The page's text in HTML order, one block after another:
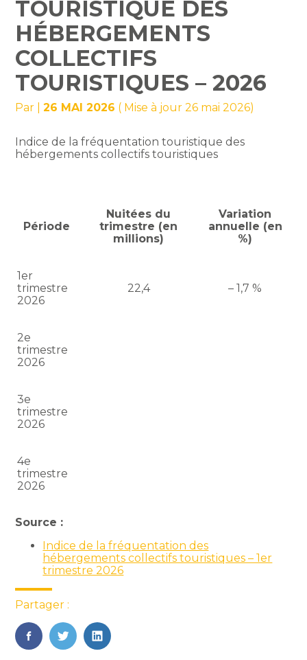
TOURISTIQUE DES
HÉBERGEMENTS
COLLECTIFS
TOURISTIQUES – 2026
Par |26 MAI 2026 ( Mise à jour 26 mai 2026)
Indice de la fréquentation touristique des
hébergements collectifs touristiques
Période
Nuitées du
trimestre (en
millions)
Variation
annuelle (en
%)
1er
trimestre
2026
22,4 – 1,7 %
2e
trimestre
2026
3e
trimestre
2026
4e
trimestre
2026
Source :
Indice de la fréquentation des
hébergements collectifs touristiques – 1er
trimestre 2026
Partager :
FaceBook
TwitterLinkedIn